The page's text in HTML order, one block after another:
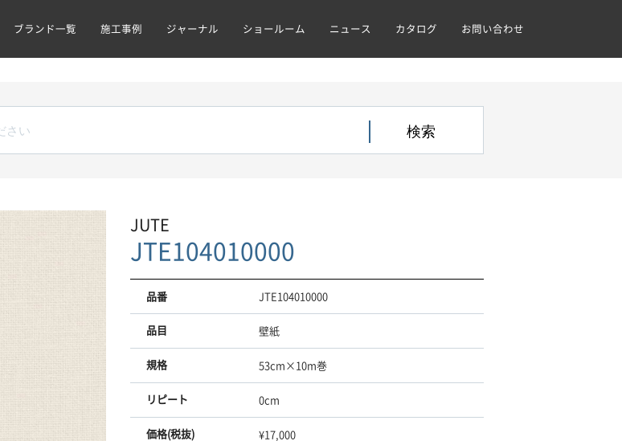
ブランド一覧 施工事例 ジャーナル ショールーム ニュース カタログ お問い合わせ
JUTE
JTE104010000
品番 JTE104010000
品目 壁紙
規格 53cm×10m巻
リピート 0cm
価格(税抜) ¥17,000